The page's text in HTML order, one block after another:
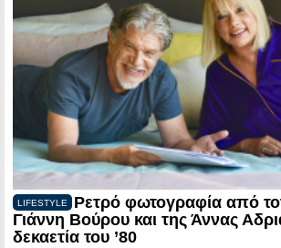
LIFESTYLE
Ρετρό φωτογραφία από
Γιάννη Βούρου και της Άννας
δεκαετία του ’80